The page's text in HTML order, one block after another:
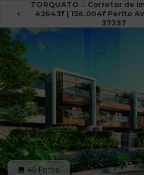
TORQUATO ∴ Corretor de
42643f | 136.004f Perito
37357
46 Fotos